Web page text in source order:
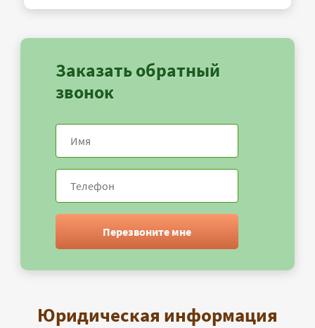
Заказать обратный
звонок
Перезвоните мне
Юридическая информация